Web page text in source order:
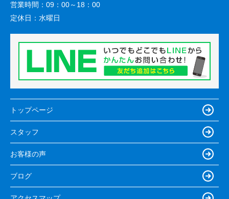
営業時間： 09：00～18：00
定休日： 水曜日
トップページ
スタッフ
お客様の声
ブログ